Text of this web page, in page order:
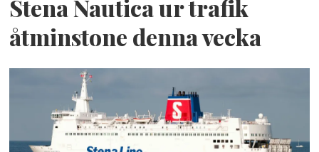
Stena Nautica ur trafik
åtminstone denna vecka